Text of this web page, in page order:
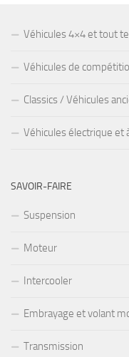
Véhicules 4×4 et tout
Véhicules de
Classics / Véhicules
Véhicules électrique et
SAVOIR-FAIRE
Suspension
Moteur
Intercooler
Embrayage et volant
Transmission